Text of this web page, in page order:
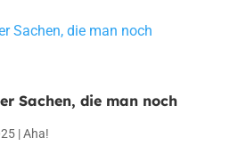
Sachen, die man noch
|Aha!